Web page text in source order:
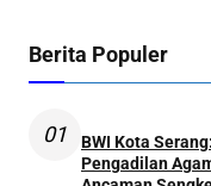
Berita Populer
01
BWI Kota
Pengadilan